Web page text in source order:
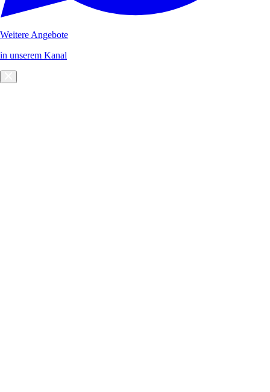
Weitere Angebote
in unserem Kanal